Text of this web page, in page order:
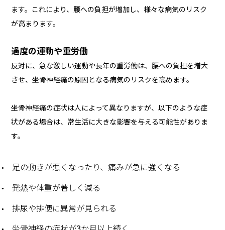
ます。これにより、腰への負担が増加し、様々な病気のリスク
が高まります。
過度の運動や重労働
反対に、急な激しい運動や長年の重労働は、腰への負担を増大
させ、坐骨神経痛の原因となる病気のリスクを高めます。
坐骨神経痛の症状は人によって異なりますが、以下のような症
状がある場合は、常生活に大きな影響を与える可能性がありま
す。
足の動きが悪くなったり、痛みが急に強くなる
発熱や体重が著しく減る
排尿や排便に異常が見られる